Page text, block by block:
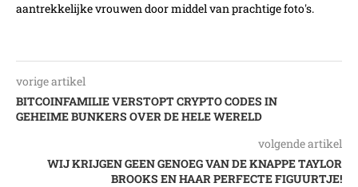
aantrekkelijke vrouwen door middel van prachtige foto's.
vorige artikel
BITCOINFAMILIE VERSTOPT CRYPTO CODES IN
GEHEIME BUNKERS OVER DE HELE WERELD
volgende artikel
WIJ KRIJGEN GEEN GENOEG VAN DE KNAPPE TAYLOR
BROOKS EN HAAR PERFECTE FIGUURTJE!